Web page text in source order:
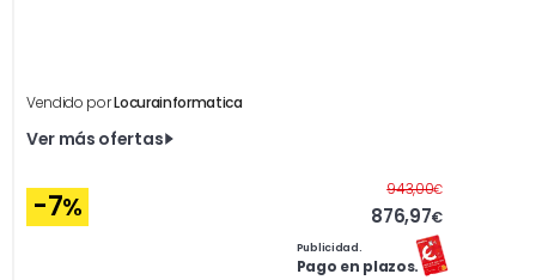
Vendido porLocurainformatica
Ver más ofertas
-7%
943,00€Antes
876,97€
Publicidad.
Pago en plazos.